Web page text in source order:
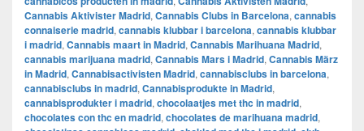
Cannabis Aktivister Madrid, Cannabis Clubs in Barcelona, cannabis
connaiserie madrid, cannabis klubbar i barcelona, cannabis klubbar
i madrid, Cannabis maart in Madrid, Cannabis Marihuana Madrid,
cannabis marijuana madrid, Cannabis Mars i Madrid, Cannabis März
in Madrid, Cannabisactivisten Madrid, cannabisclubs in barcelona,
cannabisclubs in madrid, Cannabisprodukte in Madrid,
cannabisprodukter i madrid, chocolaatjes met thc in madrid,
chocolates con thc en madrid, chocolates de marihuana madrid,